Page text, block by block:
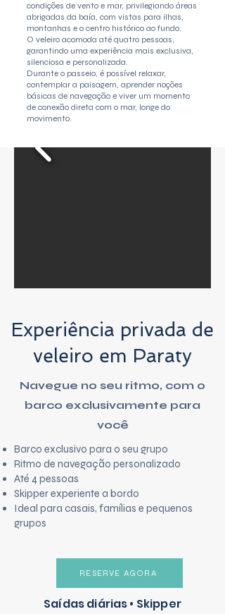
condições de vento e mar, privilegiando áreas
abrigadas da baía, com vistas para ilhas,
montanhas e o centro histórico ao fundo.
O veleiro acomoda até quatro pessoas,
garantindo uma experiência mais exclusiva,
silenciosa e personalizada.
Durante o passeio, é possível relaxar,
contemplar a paisagem, aprender noções
básicas de navegação e viver um momento
de conexão direta com o mar, longe do
movimento.
Experiência privada de
veleiro em Paraty
Navegue no seu ritmo, com o
barco exclusivamente para
você
Barco exclusivo para o seu grupo
Ritmo de navegação personalizado
Até 4 pessoas
Skipper experiente a bordo
Ideal para casais, famílias e pequenos
grupos
RESERVE AGORA
Saídas diárias • Skipper